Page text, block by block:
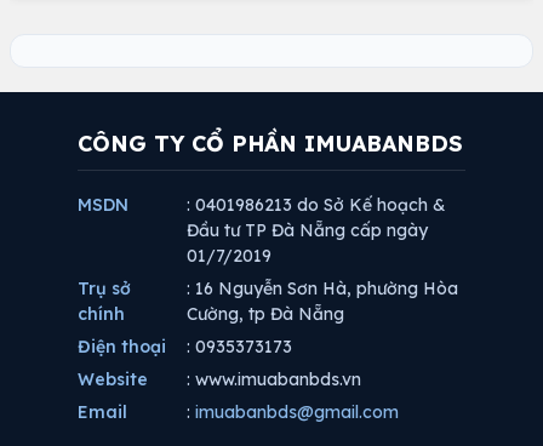
CÔNG TY CỔ PHẦN IMUABANBDS
MSDN
: 0401986213 do Sở Kế hoạch &
Đầu tư TP Đà Nẵng cấp ngày
01/7/2019
Trụ sở
chính
: 16 Nguyễn Sơn Hà, phường Hòa
Cường, tp Đà Nẵng
Điện thoại
: 0935373173
Website
: www.imuabanbds.vn
Email
: imuabanbds@gmail.com